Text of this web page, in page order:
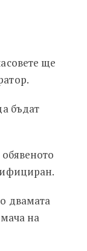
ще
бъдат
двамата
на